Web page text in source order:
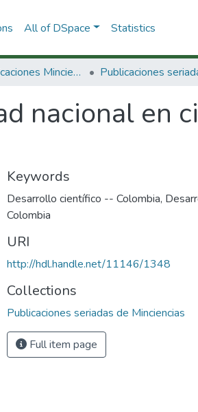
All of DSpace Statistics
3.2.2. Publicaciones Minciencias
nacional en
Keywords
Desarrollo científico -- Colombia,
Colombia
URI
http://hdl.handle.net/11146/1348
Collections
Publicaciones seriadas de Minciencias
Full item page